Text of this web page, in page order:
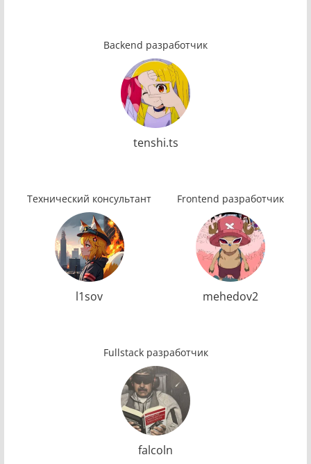
Backend разработчик
tenshi.ts
Технический консультант
l1sov
Frontend разработчик
mehedov2
Fullstack разработчик
falcoln